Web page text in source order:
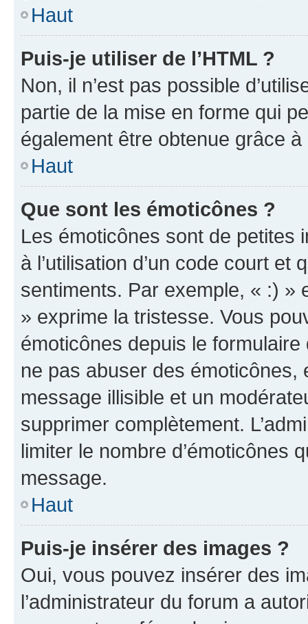
Haut
Puis-je utiliser de l’HTML ?
Non, il n’est pas possible
partie de la mise en forme qui
également être obtenue grâce à
Haut
Que sont les émoticônes ?
Les émoticônes sont de petites
à l’utilisation d’un code court et
sentiments. Par exemple, « :) »
» exprime la tristesse. Vous
émoticônes depuis le
ne pas abuser des
message illisible et un
supprimer complètement.
limiter le nombre d’émoticônes
message.
Haut
Puis-je insérer des images ?
Oui, vous pouvez insérer des
l’administrateur du forum a